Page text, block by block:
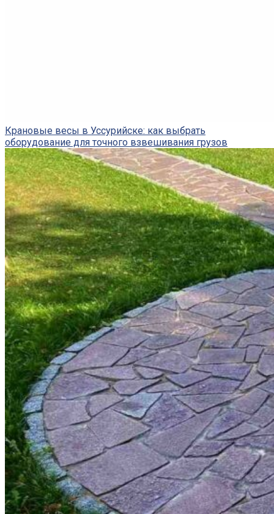
Крановые весы в Уссурийске: как выбрать
оборудование для точного взвешивания грузов